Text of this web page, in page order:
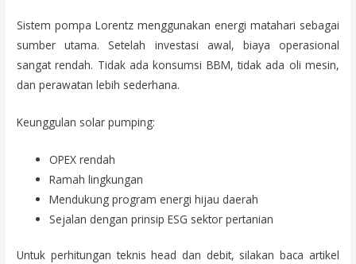
Sistem pompa Lorentz menggunakan energi matahari sebagai
sumber utama. Setelah investasi awal, biaya operasional
sangat rendah. Tidak ada konsumsi BBM, tidak ada oli mesin,
dan perawatan lebih sederhana.
Keunggulan solar pumping:
OPEX rendah
Ramah lingkungan
Mendukung program energi hijau daerah
Sejalan dengan prinsip ESG sektor pertanian
Untuk perhitungan teknis head dan debit, silakan baca artikel